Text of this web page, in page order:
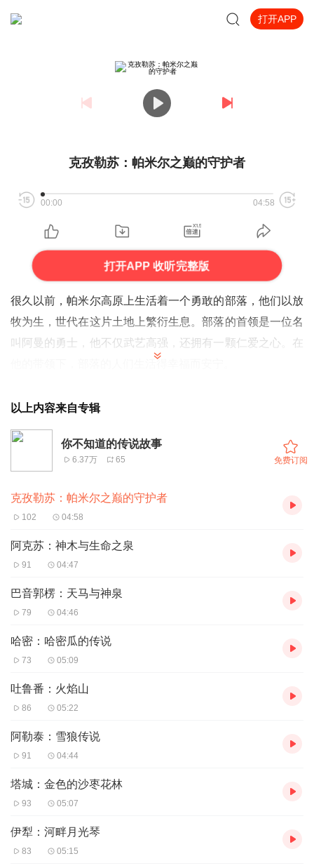
打开APP
克孜勒苏：帕米尔之巅的守护者
00:00 04:58
打开APP 收听完整版
很久以前，帕米尔高原上生活着一个勇敢的部落，他们以放
牧为生，世代在这片土地上繁衍生息。部落的首领是一位名
叫阿曼的勇士，他不仅武艺高强，还拥有一颗仁爱之心。在
的力量从远方侵袭而来。那是一群贪婪的强盗，他们觊觎着
帕米尔高原的富饶，企图掠夺一切。强盗们烧毁了部落的帐
篷，抢走了牲畜，还绑架了部落的妇女和儿童。阿曼和他的
族人们奋起抵抗，但强盗们人数众多，且装备精良，部落的
勇士们渐渐陷入了劣势。
就在部落即将陷入绝境之时，阿曼在梦中听到了一个神秘的
量，它会帮助你。”阿曼醒来后，心中充满了疑惑，但他知
第二天清晨，阿曼带着几名最勇敢的勇士，踏上了前往慕士
塔格峰的征程。他们穿过冰川，攀越峭壁，历经千辛万苦，
终于来到了山顶。在那里，他们看到了一座古老的石碑，上
面刻着一段神秘的文字。阿曼仔细辨认，发现文字中提到了
守护者是一位古老的神灵，他拥有无尽的力量，守护着这片
的时刻，他才会苏醒。阿曼跪在石碑前，虔诚地祈祷：“伟
就在阿曼祈祷的时候，天空突然变得昏暗，狂风大作，雪花
纷飞。一道耀眼的光芒从石碑中射出，直冲云霄。光芒中，
一位身披白袍、手持长剑的守护者缓缓现身。他的面容庄严
而神圣，眼神中透着无尽的威严。
以上内容来自专辑
你不知道的传说故事
6.37万 65 免费订阅
克孜勒苏：帕米尔之巅的守护者
102 04:58
阿克苏：神木与生命之泉
91 04:47
巴音郭楞：天马与神泉
79 04:46
哈密：哈密瓜的传说
73 05:09
吐鲁番：火焰山
86 05:22
阿勒泰：雪狼传说
91 04:44
塔城：金色的沙枣花林
93 05:07
伊犁：河畔月光琴
83 05:15